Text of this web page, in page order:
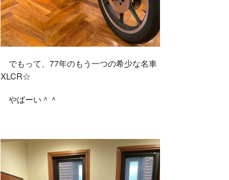
でもって、77年のもう一つの希少な名車
XLCR☆
やばーい＾＾